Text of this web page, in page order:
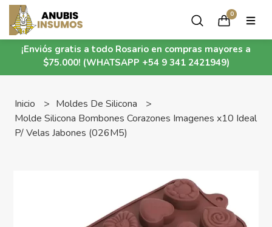
¡Enviós gratis a todo Rosario en compras mayores a
$75.000! (WHATSAPP +54 9 341 2421949)
0
Inicio
Moldes De Silicona
Molde Silicona Bombones Corazones Imagenes x10 Ideal
P/ Velas Jabones (026M5)